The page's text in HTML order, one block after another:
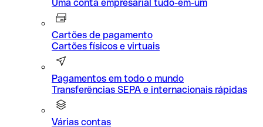
Uma conta empresarial tudo-em-um
Cartões de pagamento
Cartões físicos e virtuais
Pagamentos em todo o mundo
Transferências SEPA e internacionais rápidas
Várias contas